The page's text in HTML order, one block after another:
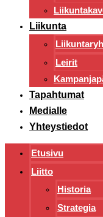
Liikunta
Leirit
Tapahtumat
Medialle
Yhteystiedot
Etusivu
Liitto
Historia
Strategia